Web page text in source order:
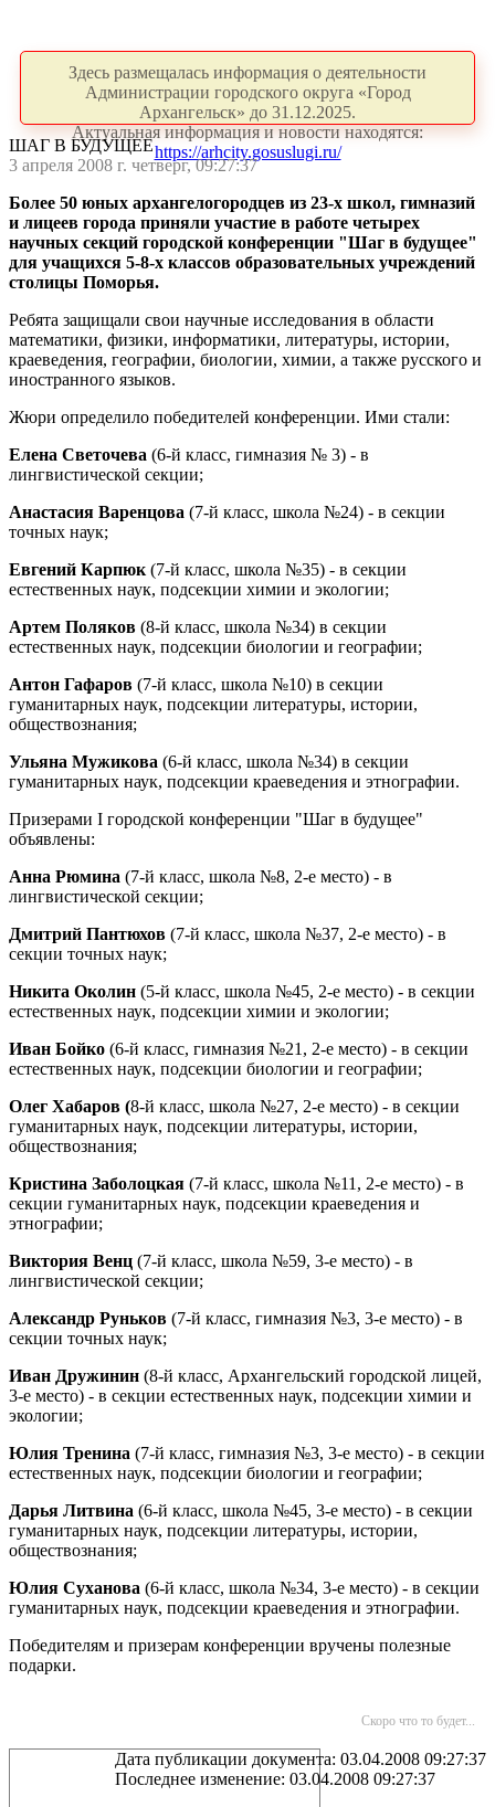
Здесь размещалась информация о деятельности
Администрации городского округа «Город
Архангельск» до 31.12.2025.
Актуальная информация и новости находятся:
https://arhcity.gosuslugi.ru/
ШАГ В БУДУЩЕЕ
3 апреля 2008 г. четверг, 09:27:37
Более 50 юных архангелогородцев из 23-х школ, гимназий
и лицеев города приняли участие в работе четырех
научных секций городской конференции "Шаг в будущее"
для учащихся 5-8-х классов образовательных учреждений
столицы Поморья.
Ребята защищали свои научные исследования в области
математики, физики, информатики, литературы, истории,
краеведения, географии, биологии, химии, а также русского и
иностранного языков.
Жюри определило победителей конференции. Ими стали:
Елена Светочева (6-й класс, гимназия № 3) - в
лингвистической секции;
Анастасия Варенцова (7-й класс, школа №24) - в секции
точных наук;
Евгений Карпюк (7-й класс, школа №35) - в секции
естественных наук, подсекции химии и экологии;
Артем Поляков (8-й класс, школа №34) в секции
естественных наук, подсекции биологии и географии;
Антон Гафаров (7-й класс, школа №10) в секции
гуманитарных наук, подсекции литературы, истории,
обществознания;
Ульяна Мужикова (6-й класс, школа №34) в секции
гуманитарных наук, подсекции краеведения и этнографии.
Призерами I городской конференции "Шаг в будущее"
объявлены:
Анна Рюмина (7-й класс, школа №8, 2-е место) - в
лингвистической секции;
Дмитрий Пантюхов (7-й класс, школа №37, 2-е место) - в
секции точных наук;
Никита Околин (5-й класс, школа №45, 2-е место) - в секции
естественных наук, подсекции химии и экологии;
Иван Бойко (6-й класс, гимназия №21, 2-е место) - в секции
естественных наук, подсекции биологии и географии;
Олег Хабаров (8-й класс, школа №27, 2-е место) - в секции
гуманитарных наук, подсекции литературы, истории,
обществознания;
Кристина Заболоцкая (7-й класс, школа №11, 2-е место) - в
секции гуманитарных наук, подсекции краеведения и
этнографии;
Виктория Венц (7-й класс, школа №59, 3-е место) - в
лингвистической секции;
Александр Руньков (7-й класс, гимназия №3, 3-е место) - в
секции точных наук;
Иван Дружинин (8-й класс, Архангельский городской лицей,
3-е место) - в секции естественных наук, подсекции химии и
экологии;
Юлия Тренина (7-й класс, гимназия №3, 3-е место) - в секции
естественных наук, подсекции биологии и географии;
Дарья Литвина (6-й класс, школа №45, 3-е место) - в секции
гуманитарных наук, подсекции литературы, истории,
обществознания;
Юлия Суханова (6-й класс, школа №34, 3-е место) - в секции
гуманитарных наук, подсекции краеведения и этнографии.
Победителям и призерам конференции вручены полезные
подарки.
Скоро что то будет...
Дата публикации документа: 03.04.2008 09:27:37
Последнее изменение: 03.04.2008 09:27:37